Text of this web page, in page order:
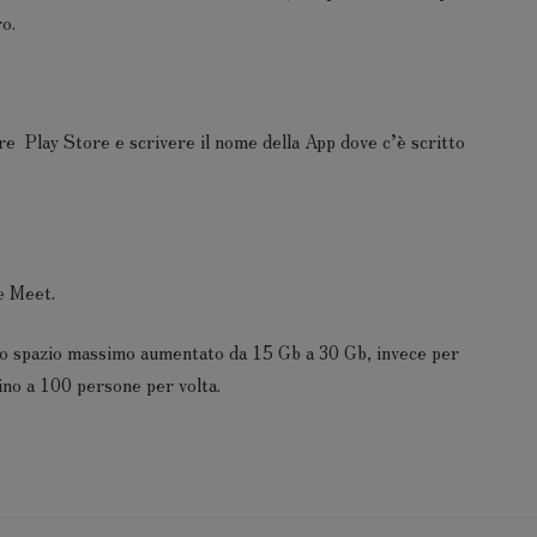
Play Store e scrivere il nome della App dove c’è scritto
Meet.
massimo aumentato da 15 Gb a 30 Gb, invece per
a 100 persone per volta.